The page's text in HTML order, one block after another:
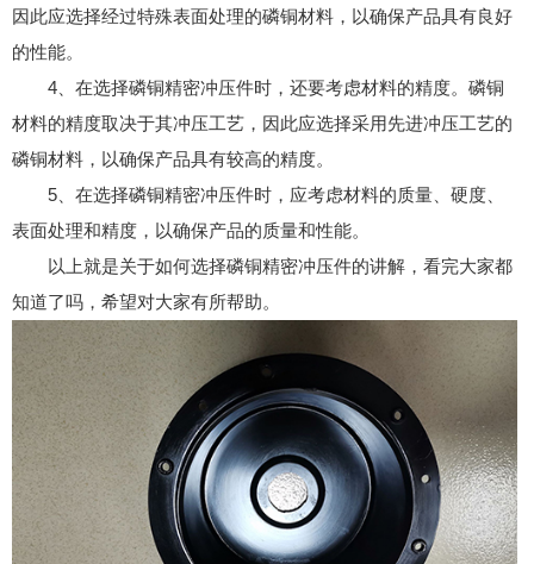
因此应选择经过特殊表面处理的磷铜材料，以确保产品具有良好
的性能。
4、在选择磷铜精密冲压件时，还要考虑材料的精度。磷铜
材料的精度取决于其冲压工艺，因此应选择采用先进冲压工艺的
磷铜材料，以确保产品具有较高的精度。
5、在选择磷铜精密冲压件时，应考虑材料的质量、硬度、
表面处理和精度，以确保产品的质量和性能。
以上就是关于如何选择磷铜精密冲压件的讲解，看完大家都
知道了吗，希望对大家有所帮助。